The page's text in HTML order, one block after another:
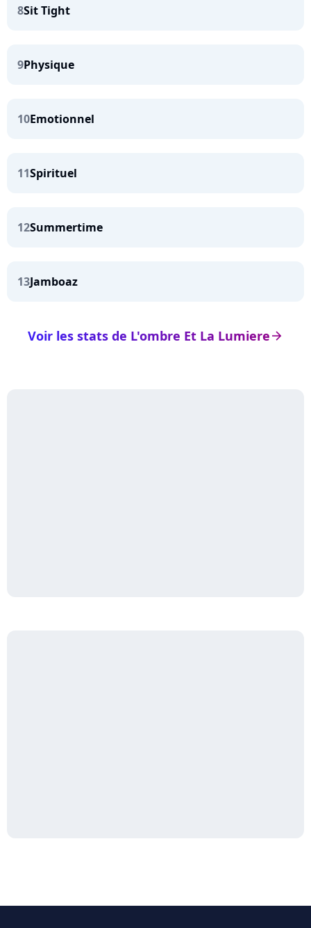
8Sit Tight
9Physique
10Emotionnel
11Spirituel
12Summertime
13Jamboaz
arrow_right
Voir les stats de L'ombre Et La Lumiere